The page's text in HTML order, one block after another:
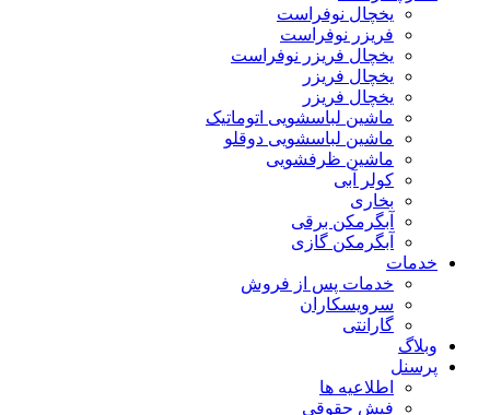
یخچال نوفراست
فریزر نوفراست
یخچال فریزر نوفراست
یخچال فریزر
یخچال فریزر
ماشین لباسشویی اتوماتیک
ماشین لباسشویی دوقلو
ماشین ظرفشویی
کولر آبی
بخاری
آبگرمکن برقی
آبگرمکن گازی
خدمات
خدمات پس از فروش
سرویسکاران
گارانتی
وبلاگ
پرسنل
اطلاعیه ها
فیش حقوقی